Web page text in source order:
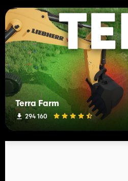
Terra Farm
294 160